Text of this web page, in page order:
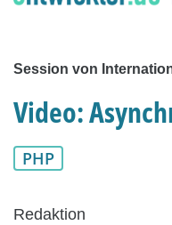
Session von
Video:
PHP
Redaktion